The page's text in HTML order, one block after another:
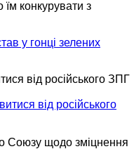
їм конкурувати з
у гонці зелених
від російського ЗПГ
Союзу щодо зміцнення